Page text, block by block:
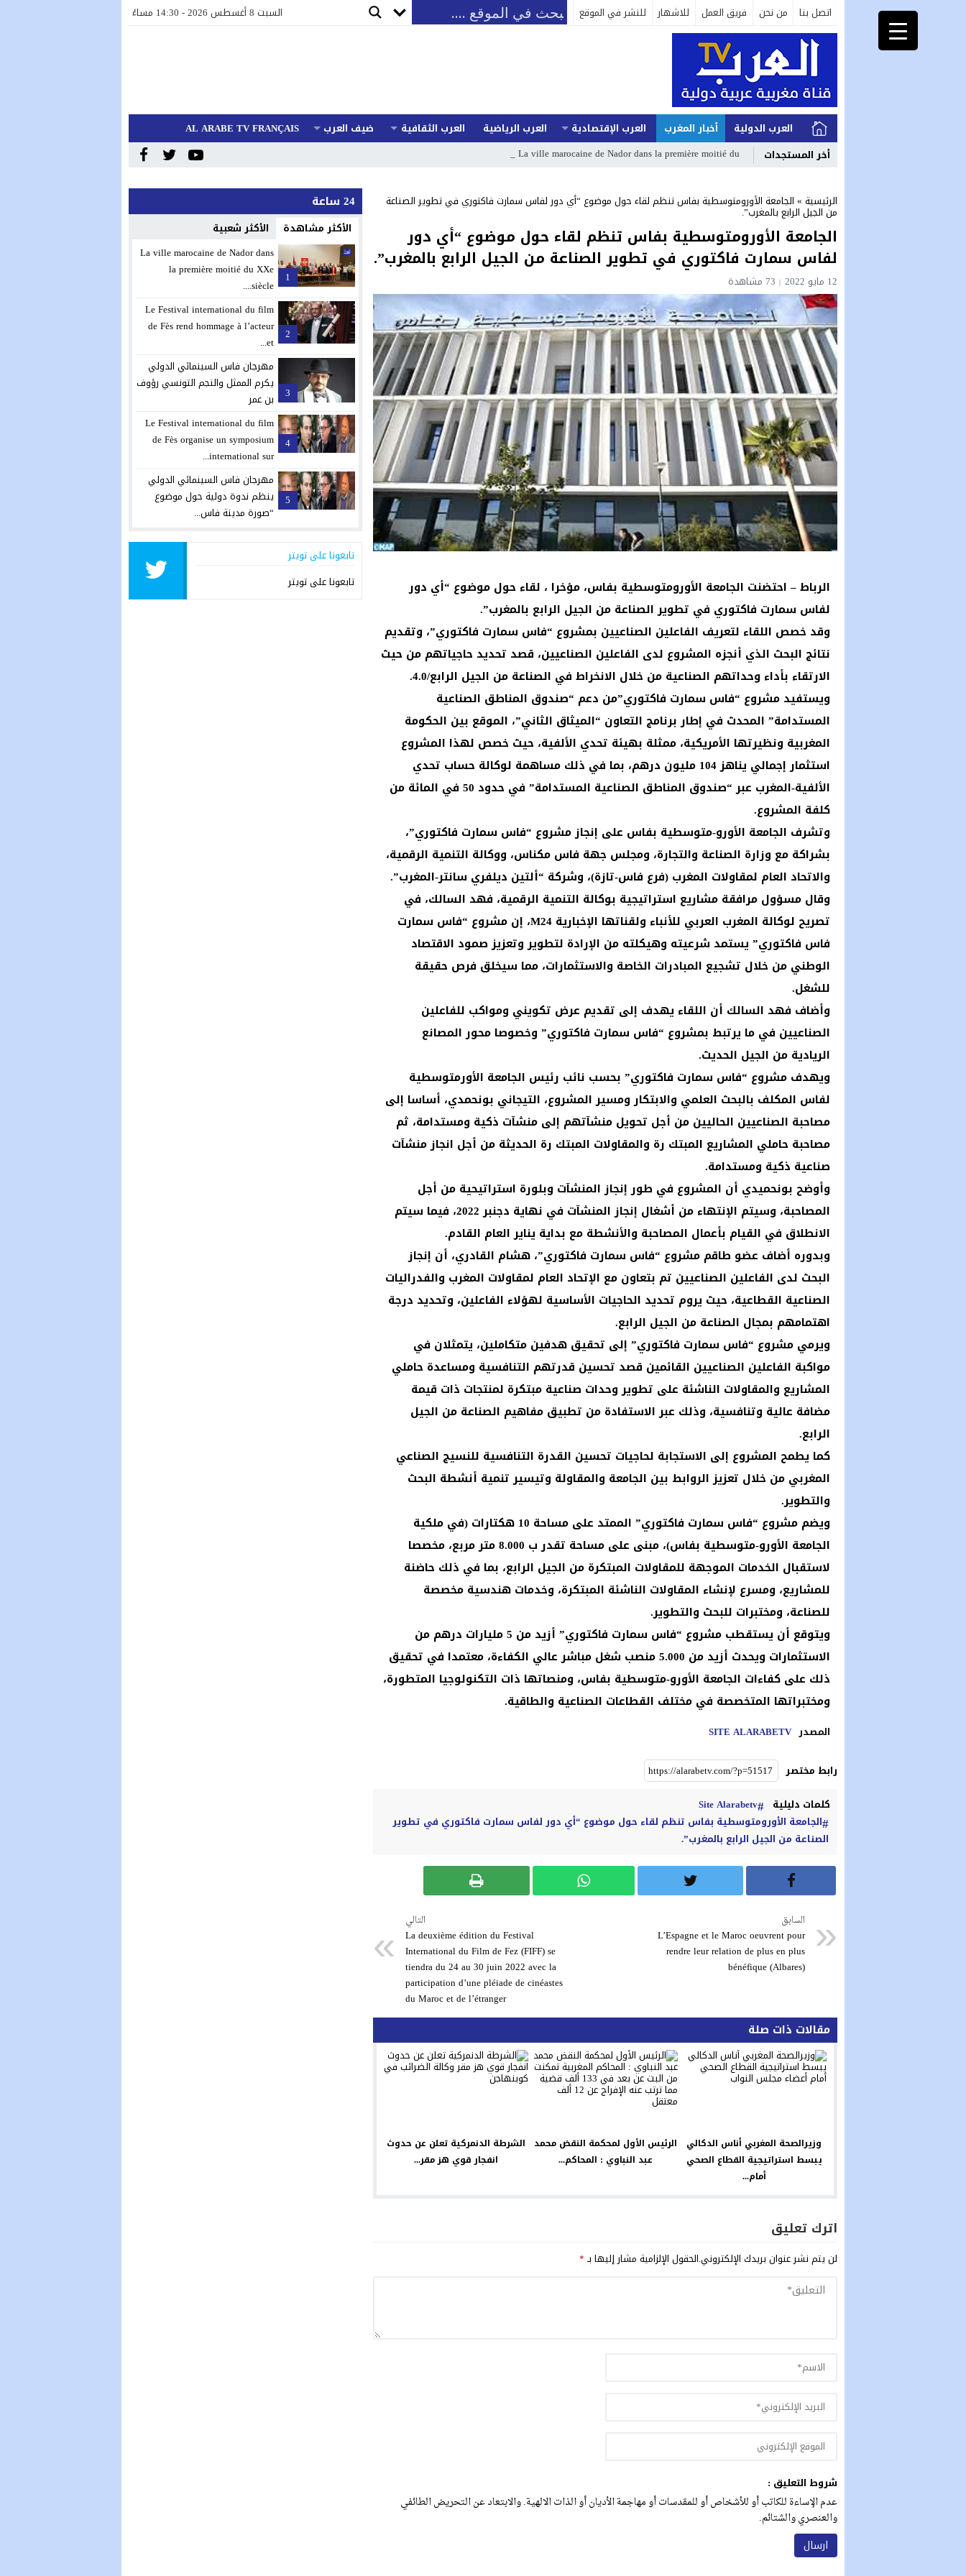
اتصل بنا من نحن فريق العمل للاشهار للنشر في الموقع السبت 8 أغسطس 2026 - 14:30 مساءً
العرب الدولية أخبار المغرب العرب الإقتصادية العرب الرياضية العرب الثقافية ضيف العرب
AL ARABE TV FRANÇAIS
أخر المستجدات
La ville marocaine de Nador dans la première moitié du XXe siècle. _
الرئيسية » الجامعة الأورومتوسطية بفاس تنظم لقاء حول موضوع “أي دور لفاس سمارت فاكتوري في تطوير الصناعة
من الجيل الرابع بالمغرب”.
الجامعة الأورومتوسطية بفاس تنظم لقاء حول موضوع “أي دور
لفاس سمارت فاكتوري في تطوير الصناعة من الجيل الرابع بالمغرب”.
12 مايو 2022 73 مشاهدة
الرباط – احتضنت الجامعة الأورومتوسطية بفاس، مؤخرا ، لقاء حول موضوع “أي دور
لفاس سمارت فاكتوري في تطوير الصناعة من الجيل الرابع بالمغرب”.
وقد خصص اللقاء لتعريف الفاعلين الصناعيين بمشروع “فاس سمارت فاكتوري”، وتقديم
نتائج البحث الذي أنجزه المشروع لدى الفاعلين الصناعيين، قصد تحديد حاجياتهم من حيث
الارتقاء بأداء وحداتهم الصناعية من خلال الانخراط في الصناعة من الجيل الرابع/4.0.
ويستفيد مشروع “فاس سمارت فاكتوري”من دعم “صندوق المناطق الصناعية
المستدامة” المحدث في إطار برنامج التعاون “الميثاق الثاني”، الموقع بين الحكومة
المغربية ونظيرتها الأمريكية، ممثلة بهيئة تحدي الألفية، حيث خصص لهذا المشروع
استثمار إجمالي يناهز 104 مليون درهم، بما في ذلك مساهمة لوكالة حساب تحدي
الألفية-المغرب عبر “صندوق المناطق الصناعية المستدامة” في حدود 50 في المائة من
كلفة المشروع.
وتشرف الجامعة الأورو-متوسطية بفاس على إنجاز مشروع “فاس سمارت فاكتوري”،
بشراكة مع وزارة الصناعة والتجارة، ومجلس جهة فاس مكناس، ووكالة التنمية الرقمية،
والاتحاد العام لمقاولات المغرب (فرع فاس-تازة)، وشركة “ألتين ديلفري سانتر-المغرب”.
وقال مسؤول مرافقة مشاريع استراتيجية بوكالة التنمية الرقمية، فهد السالك، في
تصريح لوكالة المغرب العربي للأنباء ولقناتها الإخبارية M24، إن مشروع “فاس سمارت
فاس فاكتوري” يستمد شرعيته وهيكلته من الإرادة لتطوير وتعزيز صمود الاقتصاد
الوطني من خلال تشجيع المبادرات الخاصة والاستثمارات، مما سيخلق فرص حقيقة
للشغل.
وأضاف فهد السالك أن اللقاء يهدف إلى تقديم عرض تكويني ومواكب للفاعلين
الصناعيين في ما يرتبط بمشروع “فاس سمارت فاكتوري” وخصوصا محور المصانع
الريادية من الجيل الحديث.
ويهدف مشروع “فاس سمارت فاكتوري” بحسب نائب رئيس الجامعة الأورمتوسطية
لفاس المكلف بالبحث العلمي والابتكار ومسير المشروع، التيجاني بونحمدي، أساسا إلى
مصاحبة الصناعيين الحاليين من أجل تحويل منشآتهم إلى منشآت ذكية ومستدامة، ثم
مصاحبة حاملي المشاريع المبتك رة والمقاولات المبتك رة الحديثة من أجل انجاز منشآت
صناعية ذكية ومستدامة.
وأوضح بونحميدي أن المشروع في طور إنجاز المنشآت وبلورة استراتيحية من أجل
المصاحبة، وسيتم الإنتهاء من أشغال إنجاز المنشآت في نهاية دجنبر 2022، فيما سيتم
الانطلاق في القيام بأعمال المصاحبة والأنشطة مع بداية يناير العام القادم.
وبدوره أضاف عضو طاقم مشروع “فاس سمارت فاكتوري”، هشام القادري، أن إنجاز
البحث لدى الفاعلين الصناعيين تم بتعاون مع الإتحاد العام لمقاولات المغرب والفدراليات
الصناعية القطاعية، حيث يروم تحديد الحاجيات الأساسية لهؤلاء الفاعلين، وتحديد درجة
اهتمامهم بمجال الصناعة من الجيل الرابع.
ويرمي مشروع “فاس سمارت فاكتوري” إلى تحقيق هدفين متكاملين، يتمثلان في
مواكبة الفاعلين الصناعيين القائمين قصد تحسين قدرتهم التنافسية ومساعدة حاملي
المشاريع والمقاولات الناشئة على تطوير وحدات صناعية مبتكرة لمنتجات ذات قيمة
مضافة عالية وتنافسية، وذلك عبر الاستفادة من تطبيق مفاهيم الصناعة من الجيل
الرابع.
كما يطمح المشروع إلى الاستجابة لحاجيات تحسين القدرة التنافسية للنسيج الصناعي
المغربي من خلال تعزيز الروابط بين الجامعة والمقاولة وتيسير تنمية أنشطة البحث
والتطوير.
ويضم مشروع “فاس سمارت فاكتوري” الممتد على مساحة 10 هكتارات (في ملكية
الجامعة الأورو-متوسطية بفاس)، مبنى على مساحة تقدر ب 8.000 متر مربع، مخصصا
لاستقبال الخدمات الموجهة للمقاولات المبتكرة من الجيل الرابع، بما في ذلك حاضنة
للمشاريع، ومسرع لإنشاء المقاولات الناشئة المبتكرة، وخدمات هندسية مخصصة
للصناعة، ومختبرات للبحث والتطوير.
ويتوقع أن يستقطب مشروع “فاس سمارت فاكتوري” أزيد من 5 مليارات درهم من
الاستثمارات ويحدث أزيد من 5.000 منصب شغل مباشر عالي الكفاءة، معتمدا في تحقيق
ذلك على كفاءات الجامعة الأورو-متوسطية بفاس، ومنصاتها ذات التكنولوجيا المتطورة،
ومختبراتها المتخصصة في مختلف القطاعات الصناعية والطاقية.
المصدر SITE ALARABETV
رابط مختصر
كلمات دليلية
Site Alarabetv
الجامعة الأورومتوسطية بفاس تنظم لقاء حول موضوع “أي دور لفاس سمارت فاكتوري في تطوير
الصناعة من الجيل الرابع بالمغرب”.
السابق
L’Espagne et le Maroc oeuvrent pour
rendre leur relation de plus en plus
bénéfique (Albares)
التالي
La deuxième édition du Festival
International du Film de Fez (FIFF) se
tiendra du 24 au 30 juin 2022 avec la
participation d’une pléiade de cinéastes
du Maroc et de l’étranger
مقالات ذات صلة
وزيرالصحة المغربي أناس الدكالي
يبسط استراتيجية القطاع الصحي
أمام...
الرئيس الأول لمحكمة النقض محمد
عبد النباوي : المحاكم...
الشرطة الدنمركية تعلن عن حدوث
انفجار قوي هز مقر...
اترك تعليق
لن يتم نشر عنوان بريدك الإلكتروني.الحقول الإلزامية مشار إليها بـ*
شروط التعليق :
عدم الإساءة للكاتب أو للأشخاص أو للمقدسات أو مهاجمة الأديان أو الذات الالهية. والابتعاد عن التحريض الطائفي
والعنصري والشتائم.
24 ساعة
الأكثر مشاهدة الأكثر شعبية
1
La ville marocaine de Nador dans
la première moitié du XXe
siècle....
2
Le Festival international du film
de Fès rend hommage à l’acteur
et...
3
مهرجان فاس السينمائي الدولي
يكرم الممثل والنجم التونسي رؤوف
بن عمر
4
Le Festival international du film
de Fès organise un symposium
international sur...
5
مهرجان فاس السينمائي الدولي
ينظم ندوة دولية حول موضوع
“صورة مدينة فاس...
تابعونا على تويتر
تابعونا على تويتر